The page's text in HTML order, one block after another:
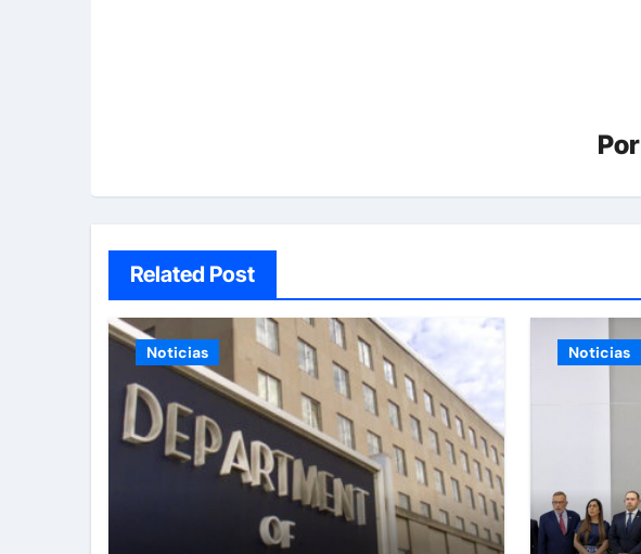
Por
Related Post
Noticias Noticias